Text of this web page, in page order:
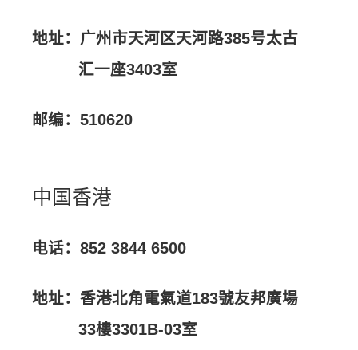
地址：广州市天河区天河路385号太古
汇一座3403室
邮编：510620
中国香港
电话：852 3844 6500
地址：香港北角電氣道183號友邦廣場
33樓3301B-03室